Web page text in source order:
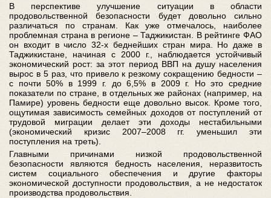
В перспективе улучшение ситуации в области
продовольственной безопасности будет довольно сильно
различаться по странам. Как уже отмечалось, наиболее
проблемная страна в регионе – Таджикистан. В рейтинге ФАО
он входит в число 32-х беднейших стран мира. Но даже в
Таджикистане, начиная с 2000 г., наблюдается устойчивый
экономический рост: за этот период ВВП на душу населения
вырос в 5 раз, что привело к резкому сокращению бедности –
с почти 50% в 1999 г. до 6,5% в 2009 г. Но это средние
показатели по стране, в отдельных же районах (например, на
Памире) уровень бедности еще довольно высок. Кроме того,
ощутимая зависимость семейных доходов от поступлений от
трудовой миграции делает эти доходы нестабильными
(экономический кризис 2007–2008 гг. уменьшил эти
поступления на треть).
Главными причинами низкой продовольственной
безопасности являются бедность населения, неразвитость
систем социального обеспечения и другие факторы
экономической доступности продовольствия, а не недостаток
производства продовольствия.